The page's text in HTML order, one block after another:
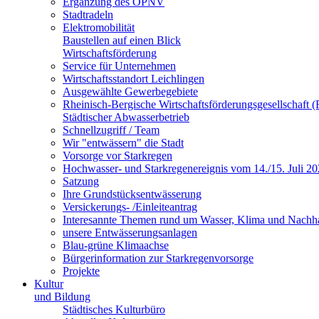
Stadtradeln
Elektromobilität
Baustellen auf einen Blick
Wirtschaftsförderung
Service für Unternehmen
Wirtschaftsstandort Leichlingen
Ausgewählte Gewerbegebiete
Rheinisch-Bergische Wirtschaftsförderungsgesellschaft
Städtischer Abwasserbetrieb
Schnellzugriff / Team
Wir "entwässern" die Stadt
Vorsorge vor Starkregen
Hochwasser- und Starkregenereignis vom 14./15. Juli
Satzung
Ihre Grundstücksentwässerung
Versickerungs- /Einleiteantrag
Interesannte Themen rund um Wasser, Klima und
unsere Entwässerungsanlagen
Blau-grüne Klimaachse
Bürgerinformation zur Starkregenvorsorge
Projekte
Kultur
und Bildung
Städtisches Kulturbüro